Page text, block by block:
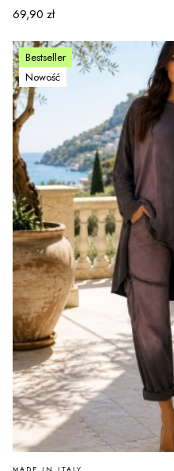
Cena
69,90 zł
Bestseller
Nowość
PRODUCENT